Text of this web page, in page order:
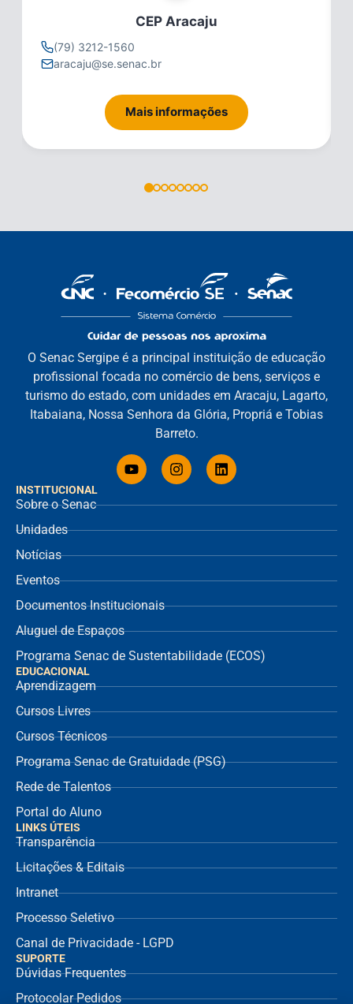
CEP Aracaju
(79) 3212-1560
aracaju@se.senac.br
Mais informações
INSTITUCIONAL
Sobre o Senac
Unidades
Notícias
Eventos
Documentos Institucionais
Aluguel de Espaços
Programa Senac de Sustentabilidade (ECOS)
EDUCACIONAL
Aprendizagem
Cursos Livres
Cursos Técnicos
Programa Senac de Gratuidade (PSG)
Rede de Talentos
Portal do Aluno
O Senac Sergipe é a principal instituição de educação
profissional focada no comércio de bens, serviços e
turismo do estado, com unidades em Aracaju, Lagarto,
Itabaiana, Nossa Senhora da Glória, Propriá e Tobias
Barreto.
LINKS ÚTEIS
Transparência
Licitações & Editais
Intranet
Processo Seletivo
Canal de Privacidade - LGPD
SUPORTE
Dúvidas Frequentes
Protocolar Pedidos